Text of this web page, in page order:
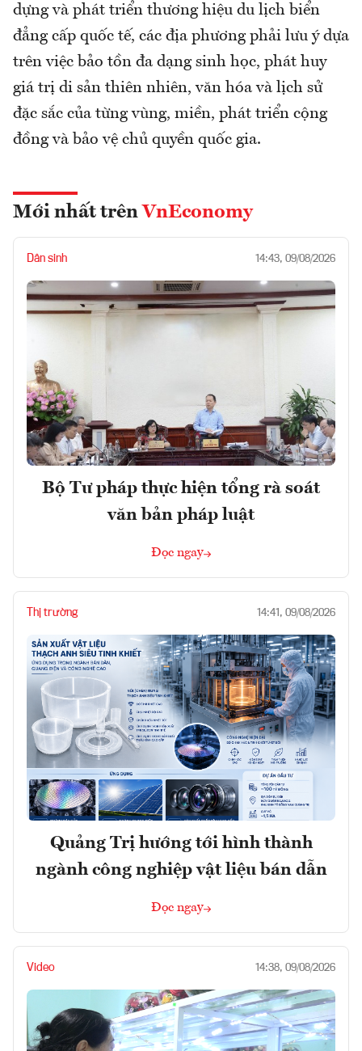
dựng và phát triển thương hiệu du lịch biển
đẳng cấp quốc tế, các địa phương phải lưu ý dựa
trên việc bảo tồn đa dạng sinh học, phát huy
giá trị di sản thiên nhiên, văn hóa và lịch sử
đặc sắc của từng vùng, miền, phát triển cộng
đồng và bảo vệ chủ quyền quốc gia.
Mới nhất trên VnEconomy
Dân sinh 14:43, 09/08/2026
Bộ Tư pháp thực hiện tổng rà soát
văn bản pháp luật
Đọc ngay
Thị trường 14:41, 09/08/2026
Quảng Trị hướng tới hình thành
ngành công nghiệp vật liệu bán dẫn
Đọc ngay
Video 14:38, 09/08/2026